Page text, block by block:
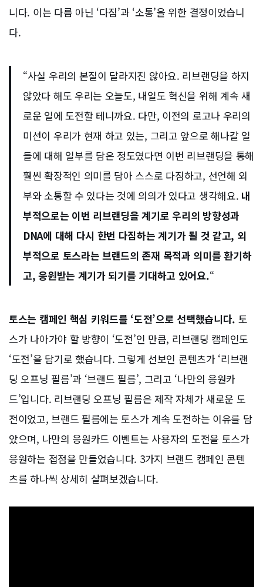
니다. 이는 다름 아닌 ‘다짐’과 ‘소통’을 위한 결정이었습니
다.
“사실 우리의 본질이 달라지진 않아요. 리브랜딩을 하지
않았다 해도 우리는 오늘도, 내일도 혁신을 위해 계속 새
로운 일에 도전할 테니까요. 다만, 이전의 로고나 우리의
미션이 우리가 현재 하고 있는, 그리고 앞으로 해나갈 일
들에 대해 일부를 담은 정도였다면 이번 리브랜딩을 통해
훨씬 확장적인 의미를 담아 스스로 다짐하고, 선언해 외
부와 소통할 수 있다는 것에 의의가 있다고 생각해요. 내
부적으로는 이번 리브랜딩을 계기로 우리의 방향성과
DNA에 대해 다시 한번 다짐하는 계기가 될 것 같고, 외
부적으로 토스라는 브랜드의 존재 목적과 의미를 환기하
고, 응원받는 계기가 되기를 기대하고 있어요.“
토스는 캠페인 핵심 키워드를 ‘도전’으로 선택했습니다. 토
스가 나아가야 할 방향이 ‘도전’인 만큼, 리브랜딩 캠페인도
‘도전’을 담기로 했습니다. 그렇게 선보인 콘텐츠가 ‘리브랜
딩 오프닝 필름’과 ‘브랜드 필름’, 그리고 ‘나만의 응원카
드’입니다. 리브랜딩 오프닝 필름은 제작 자체가 새로운 도
전이었고, 브랜드 필름에는 토스가 계속 도전하는 이유를 담
았으며, 나만의 응원카드 이벤트는 사용자의 도전을 토스가
응원하는 접점을 만들었습니다. 3가지 브랜드 캠페인 콘텐
츠를 하나씩 상세히 살펴보겠습니다.